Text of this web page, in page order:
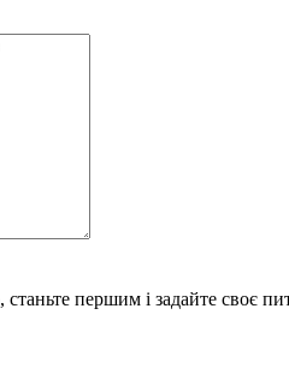
першим і задайте своє